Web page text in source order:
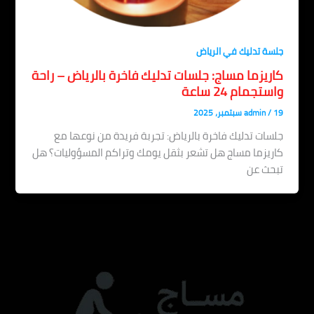
جلسة تدليك في الرياض
كاريزما مساج: جلسات تدليك فاخرة بالرياض – راحة
واستجمام 24 ساعة
admin/19 سبتمبر، 2025
جلسات تدليك فاخرة بالرياض: تجربة فريدة من نوعها مع
كاريزما مساج هل تشعر بثقل يومك وتراكم المسؤوليات؟ هل
تبحث عن